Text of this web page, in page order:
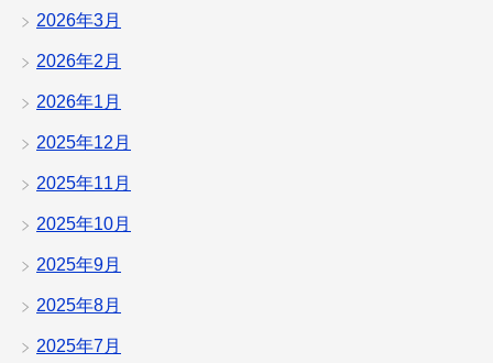
2026年3月
2026年2月
2026年1月
2025年12月
2025年11月
2025年10月
2025年9月
2025年8月
2025年7月